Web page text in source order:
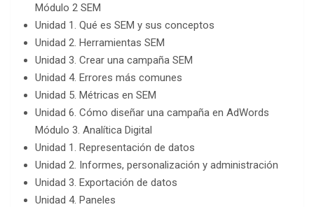
Módulo 2 SEM
Unidad 1. Qué es SEM y sus conceptos
Unidad 2. Herramientas SEM
Unidad 3. Crear una campaña SEM
Unidad 4. Errores más comunes
Unidad 5. Métricas en SEM
Unidad 6. Cómo diseñar una campaña en AdWords
Módulo 3. Analítica Digital
Unidad 1. Representación de datos
Unidad 2. Informes, personalización y administración
Unidad 3. Exportación de datos
Unidad 4. Paneles